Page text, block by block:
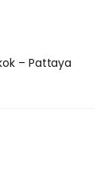
– Pattaya